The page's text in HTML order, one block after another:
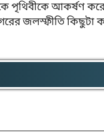
পৃথিবীকে আকর্ষণ করে
জলস্ফীতি কিছুটা